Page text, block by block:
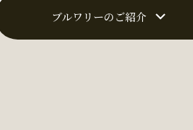
ブルワリーのご紹介